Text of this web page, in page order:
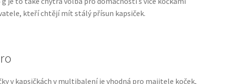
kteří chtějí mít stálý přísun kapsiček.
v kapsičkách v multibalení je vhodná pro majitele koček,